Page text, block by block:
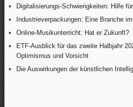
Digitalisierungs-Schwierigkeiten: Hilfe
Industrieverpackungen: Eine Branche
Online-Musikunterricht: Hat er Zukunft?
ETF-Ausblick für das zweite Halbjahr
Optimismus und Vorsicht
Die Auswirkungen der künstlichen